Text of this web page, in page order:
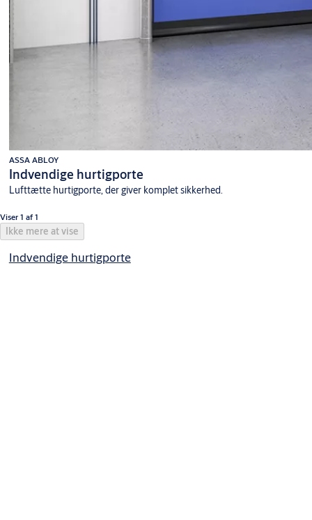
ASSA ABLOY
Indvendige hurtigporte
Lufttætte hurtigporte, der giver komplet sikkerhed.
Viser 1 af 1
Ikke mere at vise
Indvendige hurtigporte